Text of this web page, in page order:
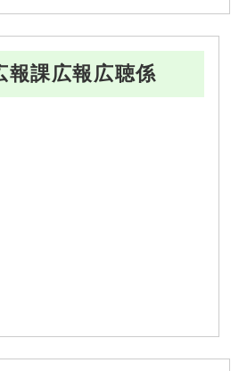
報課広報広聴係